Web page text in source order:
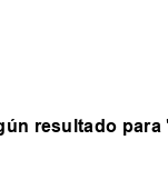
resultado para